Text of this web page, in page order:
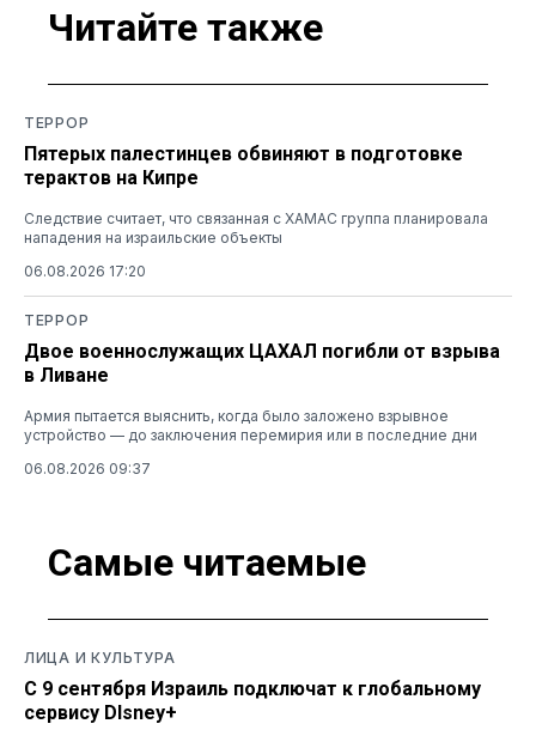
Читайте также
ТЕРРОР
Пятерых палестинцев обвиняют в подготовке
терактов на Кипре
Следствие считает, что связанная с ХАМАС группа планировала
нападения на израильские объекты
06.08.2026 17:20
ТЕРРОР
Двое военнослужащих ЦАХАЛ погибли от взрыва
в Ливане
Армия пытается выяснить, когда было заложено взрывное
устройство — до заключения перемирия или в последние дни
06.08.2026 09:37
Самые читаемые
ЛИЦА И КУЛЬТУРА
С 9 сентября Израиль подключат к глобальному
сервису DIsney+